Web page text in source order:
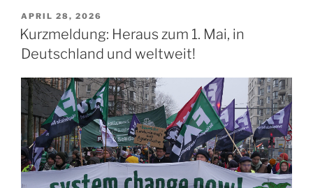
im
weltweiten
Protest,
Fotos“
VERÖFFENTLICHT
AM
APRIL 28, 2026
Kurzmeldung: Heraus zum 1. Mai, in
Deutschland und weltweit!